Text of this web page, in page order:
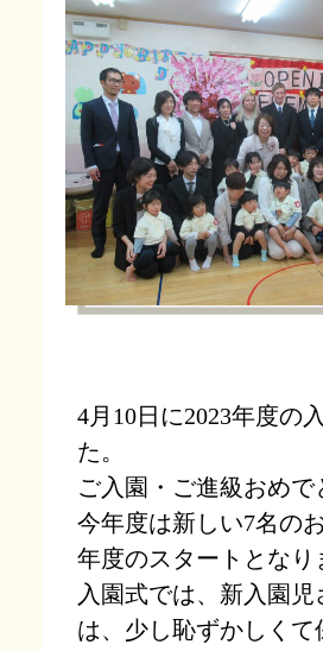
4月10日に2023年度の
た。
ご入園・ご進級おめで
今年度は新しい7名の
年度のスタートとなり
入園式では、新入園
は、少し恥ずかしくて